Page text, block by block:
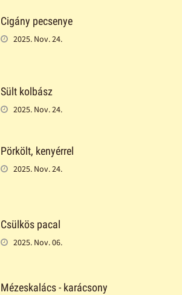
Cigány pecsenye
2025. Nov. 24.
Sült kolbász
2025. Nov. 24.
Pörkölt, kenyérrel
2025. Nov. 24.
Csülkös pacal
2025. Nov. 06.
Mézeskalács - karácsony